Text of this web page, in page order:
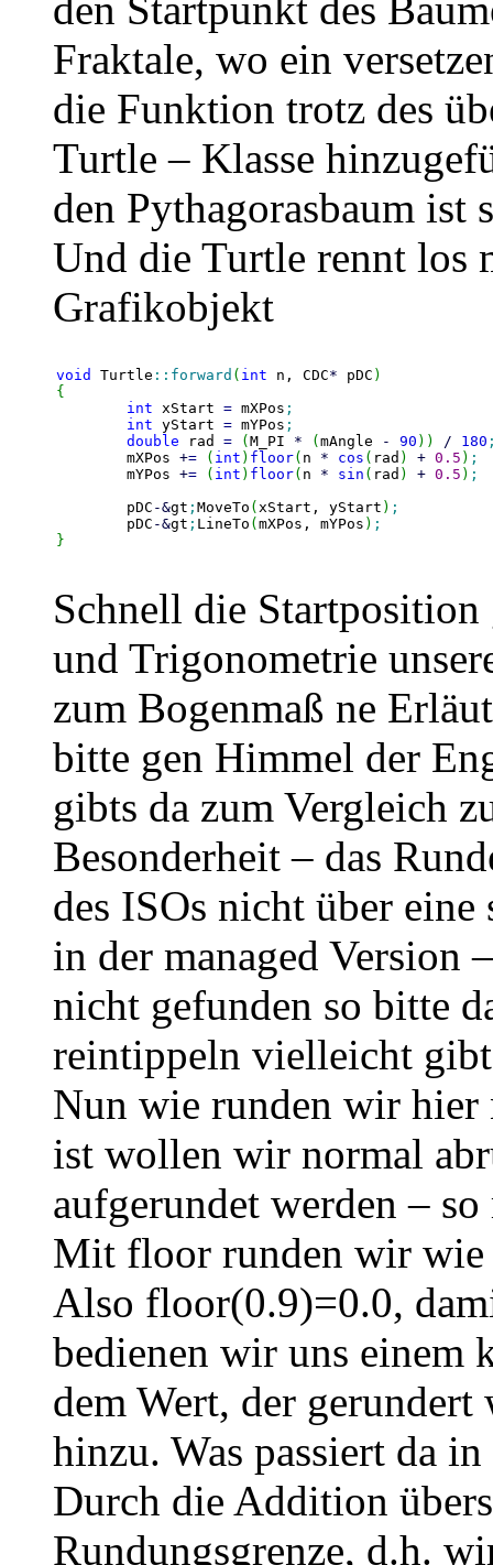
Fraktale, wo ein
die Funktion trotz des
Turtle – Klasse
den Pythagorasbaum ist
Und die Turtle rennt
Grafikobjekt
void Turtle :: forward ( int n, CDC* pDC )
{
int xStart = mXPos ;
int yStart = mYPos ;
double rad = ( M_PI * ( mAngle - 90 ) ) / 180
	mXPos
+= ( int ) floor( n * cos ( rad ) + 0.5 ) ;
	mYPos
+= ( int ) floor( n * sin ( rad ) + 0.5 ) ;
	pDC
-&gt ; MoveTo ( xStart, yStart ) ;
	pDC
-&gt ; LineTo ( mXPos, mYPos ) ;
}
Schnell die
und Trigonometrie
zum Bogenmaß ne
bitte gen Himmel der
gibts da zum Vergleich
Besonderheit – das
des ISOs nicht über
in der managed Version
nicht gefunden so bitte
reintippeln vielleicht gibt
Nun wie runden wir hier
ist wollen wir normal
aufgerundet werden –
Mit floor runden wir wie
Also floor(0.9)=0.0,
bedienen wir uns einem
dem Wert, der
hinzu. Was passiert da
Durch die Addition
Rundungsgrenze, d.h.